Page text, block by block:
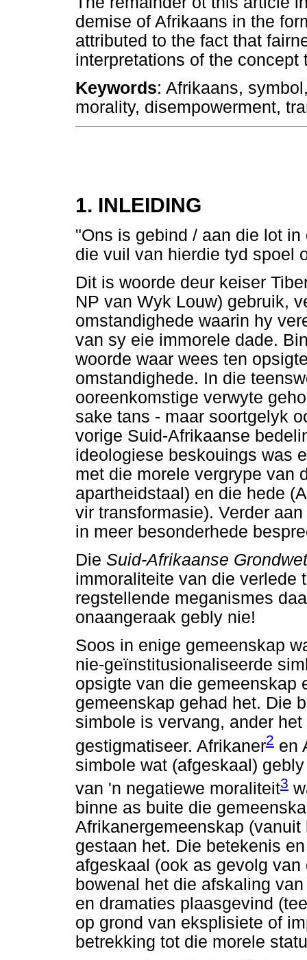
demise of Afrikaans in the
attributed to the fact that
interpretations of the concept
Keywords: Afrikaans,
morality, disempowerment,
1. INLEIDING
"Ons is gebind / aan die lot
die vuil van hierdie tyd spoel
Dit is woorde deur keiser
NP van Wyk Louw) gebruik,
omstandighede waarin hy
van sy eie immorele dade.
woorde waar wees ten
omstandighede. In die
ooreenkomstige verwyte
sake tans - maar soortgelyk
vorige Suid-Afrikaanse
ideologiese beskouings was
met die morele vergrype van
apartheidstaal) en die hede
vir transformasie). Verder
in meer besonderhede
Die Suid-Afrikaanse
immoraliteite van die verlede
regstellende meganismes
onaangeraak gebly nie!
Soos in enige gemeenskap
nie-geïnstitusionaliseerde
opsigte van die gemeenskap
gemeenskap gehad het. Die
simbole is vervang, ander
gestigmatiseer. Afrikaner2 en
simbole wat (afgeskaal)
van 'n negatiewe moraliteit3
binne as buite die
Afrikanergemeenskap
gestaan het. Die betekenis
afgeskaal (ook as gevolg
bowenal het die afskaling
en dramaties plaasgevind
op grond van eksplisiete of
betrekking tot die morele